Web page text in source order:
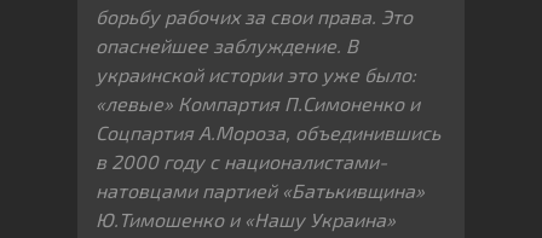
борьбу рабочих за свои права. Это
опаснейшее заблуждение. В
украинской истории это уже было:
«левые» Компартия П.Симоненко и
Соцпартия А.Мороза, объединившись
в 2000 году с националистами-
натовцами партией «Батькивщина»
Ю.Тимошенко и «Нашу Украина»